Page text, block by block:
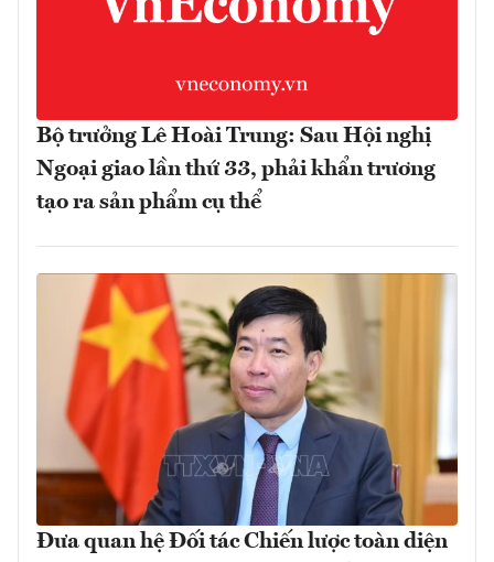
Bộ trưởng Lê Hoài Trung: Sau Hội nghị
Ngoại giao lần thứ 33, phải khẩn trương
tạo ra sản phẩm cụ thể
Đưa quan hệ Đối tác Chiến lược toàn diện